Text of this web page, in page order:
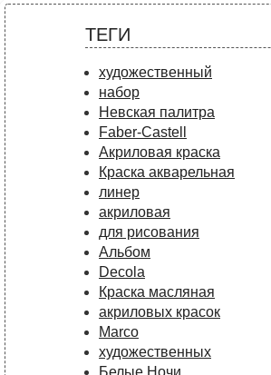
ТЕГИ
художественный
набор
Невская палитра
Faber-Castell
Акриловая краска
Краска акварельная
линер
акриловая
для рисования
Альбом
Decola
Краска масляная
акриловых красок
Marco
художественных